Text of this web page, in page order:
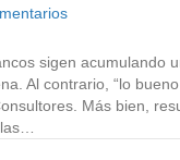
sigen acumulando
Al contrario, “lo
Más bien,